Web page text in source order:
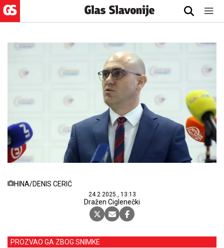
HINA/DENIS CERIĆ
24.2.2025., 13:13
Dražen Ciglenečki
PROZVAO GA ZBOG SNIMKE